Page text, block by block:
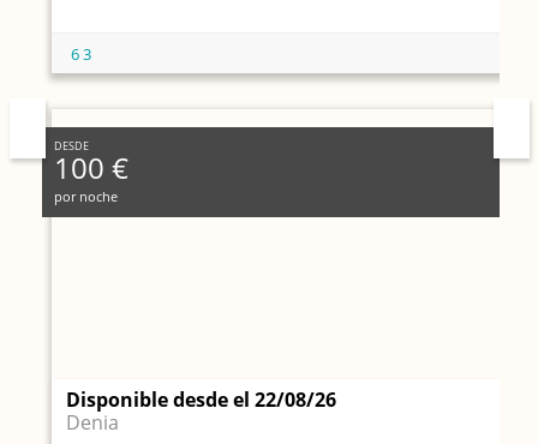
63
Disponible desde el 22/08/26
Denia
DESDE
100 €
por noche